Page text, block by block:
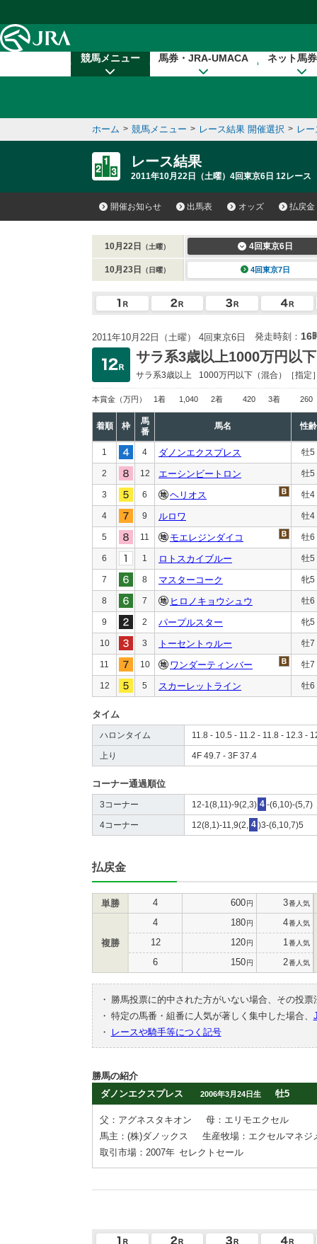
競馬メニュー 馬券・JRA-UMACA ネット馬
ホーム > 競馬メニュー > レース結果 開催選択 > レ
レース結果
2011年10月22日（土曜）4回東京6日 12レース
開催お知らせ 出馬表 オッズ 払戻金
10月22日 （土曜） 4回東京6日
10月23日 （日曜） 4回東京7日
2011年10月22日（土曜） 4回東京6日 発走時刻： 16
サラ系3歳以上1000万円以下
サラ系3歳以上 1000万円以下 （混合）［指定
本賞金 （万円） 1着 1,040 2着 420 3着 260
着順 枠
馬
番
馬名 性齢
1 4 ダノンエクスプレス 牡5
2 12 エーシンビートロン 牡5
3 6 ヘリオス 牡4
4 9 ルロワ 牡4
5 11 モエレジンダイコ 牡6
6 1 ロトスカイブルー 牡5
7 8 マスターコーク 牝5
8 7 ヒロノキョウシュウ 牡6
9 2 パープルスター 牝5
10 3 トーセントゥルー 牡7
11 10 ワンダーティンバー 牡7
12 5 スカーレットライン 牡6
タイム
ハロンタイム 11.8 - 10.5 - 11.2 - 11.8 - 12.3 -
上り 4F 49.7 - 3F 37.4
コーナー通過順位
3コーナー 12-1(8,11)-9(2,3) 4 -(6,10)-(5,7)
4コーナー 12(8,1)-11,9(2, 4 )3-(6,10,7)5
払戻金
単勝 4 600円 3番人気
複勝
4 180円 4番人気
12 120円 1 番人気
6 150円 2番人気
・
勝馬投票に的中された方がいない場合、その投
・ 特定の馬番・組番に人気が著しく集中した場合、
・
レースや騎手等につく記号
勝馬の紹介
ダノンエクスプレス
2006年3月24日生 牡5
父：アグネスタキオン
母：エリモエクセル
馬主：(株)ダノックス
生産牧場：エクセルマネジ
取引市場：2007年 セレクトセール